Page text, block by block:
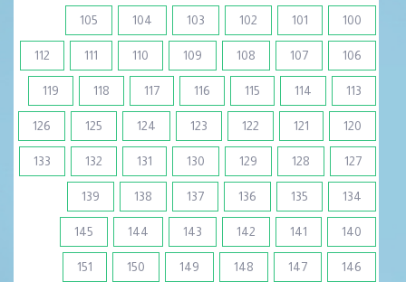
100
101
102
103
104
105
106
107
108
109
110
111
112
113
114
115
116
117
118
119
120
121
122
123
124
125
126
127
128
129
130
131
132
133
134
135
136
137
138
139
140
141
142
143
144
145
146
147
148
149
150
151